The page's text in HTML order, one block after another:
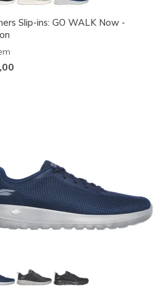
Slip-ins: GO WALK Now -